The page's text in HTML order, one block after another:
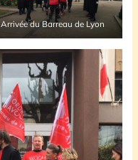
Arrivée du Barreau de Lyon